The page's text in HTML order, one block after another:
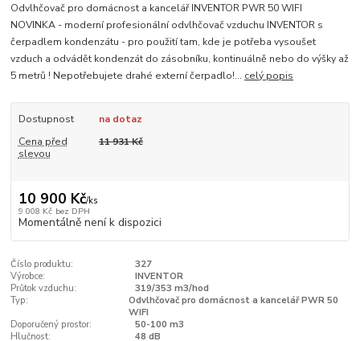
Odvlhčovač pro domácnost a kancelář INVENTOR PWR 50 WIFI
NOVINKA - moderní profesionální odvlhčovač vzduchu INVENTOR s
čerpadlem kondenzátu - pro použití tam, kde je potřeba vysoušet
vzduch a odvádět kondenzát do zásobníku, kontinuálně nebo do výšky až
5 metrů ! Nepotřebujete drahé externí čerpadlo!... celý popis
Dostupnost
na dotaz
Cena před
slevou
11 931 Kč
10 900 Kč/ks
9 008 Kč bez DPH
Momentálně není k dispozici
Číslo produktu:
327
Výrobce:
INVENTOR
Průtok vzduchu:
319/353 m3/hod
Typ:
Odvlhčovač pro domácnost a kancelář PWR 50
WIFI
Doporučený prostor:
50-100 m3
Hlučnost:
48 dB